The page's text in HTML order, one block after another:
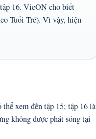
16. VieON cho biết
Tuổi Trẻ). Vì vậy, hiện
xem đến tập 15; tập 16 là
không được phát sóng tại